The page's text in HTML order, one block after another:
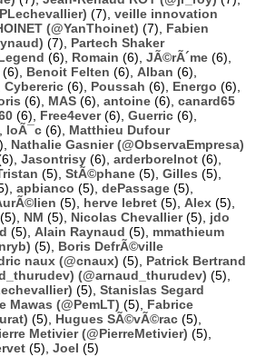
(7), veille innovation
(@YanThoinet) (7), Fabien
(7), Partech Shaker
(6), Romain (6), JÃ©rÃ´me (6),
(6), Benoit Felten (6), Alban (6),
Cybereric (6), Poussah (6), Energo (6),
(6), MAS (6), antoine (6), canard65
(6), Free4ever(6), Guerric (6),
loÃ¯c (6), Matthieu Dufour
Nathalie Gasnier (@ObservaEmpresa)
Jasontrisy (6), arderborelnot (6),
(5), StÃ©phane (5), Gilles (5),
apbianco (5), dePassage (5),
(5), herve lebret (5), Alex (5),
(5), NM (5), Nicolas Chevallier(5), jdo
(5), Alain Raynaud (5), mmathieum
(5), Boris DefrÃ©ville
naux (@cnaux) (5), Patrick Bertrand
(@arnaud_thurudev) (5),
(5), Stanislas Segard
Mawas (@PemLT) (5), Fabrice
(5), Hugues SÃ©vÃ©rac (5),
Metivier (@PierreMetivier) (5),
(5), Joel (5)